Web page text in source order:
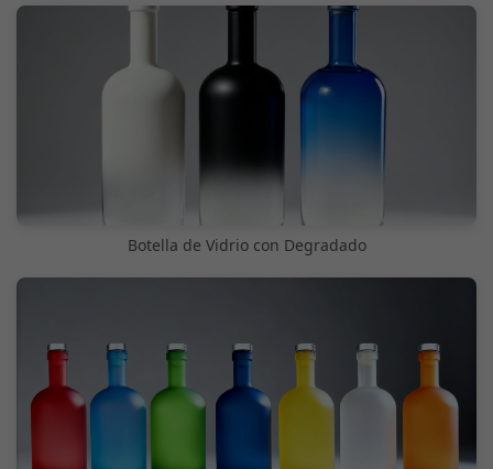
Botella de Vidrio con Degradado